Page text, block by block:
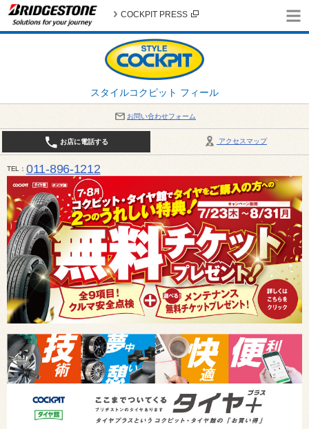
スタイルコクピット フィール
COCKPIT PRESS
お問い合わせフォーム
アクセスマップ
お店に電話する
TEL 011-896-1212
平日・日・祝日：作業受付10:00～17:30 、商談受付は10:00～18:00 まで 営業時間は10:00～
受け出来ない場合がございます。店舗までお問い合わせください。電話も込み合うことが予想
日：2026年8月の定休日 毎週 火曜日と水曜日 8月10日(月曜日) から 8月14日(金曜